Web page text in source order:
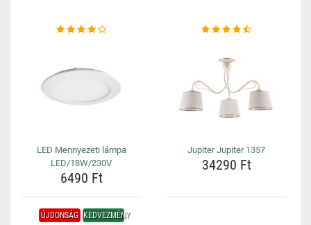
LED Mennyezeti lámpa
LED/18W/230V
6490 Ft
Jupiter Jupiter 1357
34290 Ft
ÚJDONSÁG KEDVEZMÉNY